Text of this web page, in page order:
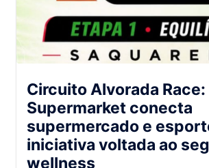
Circuito Alvorada Race:
Supermarket conecta
supermercado e
iniciativa voltada ao
wellness